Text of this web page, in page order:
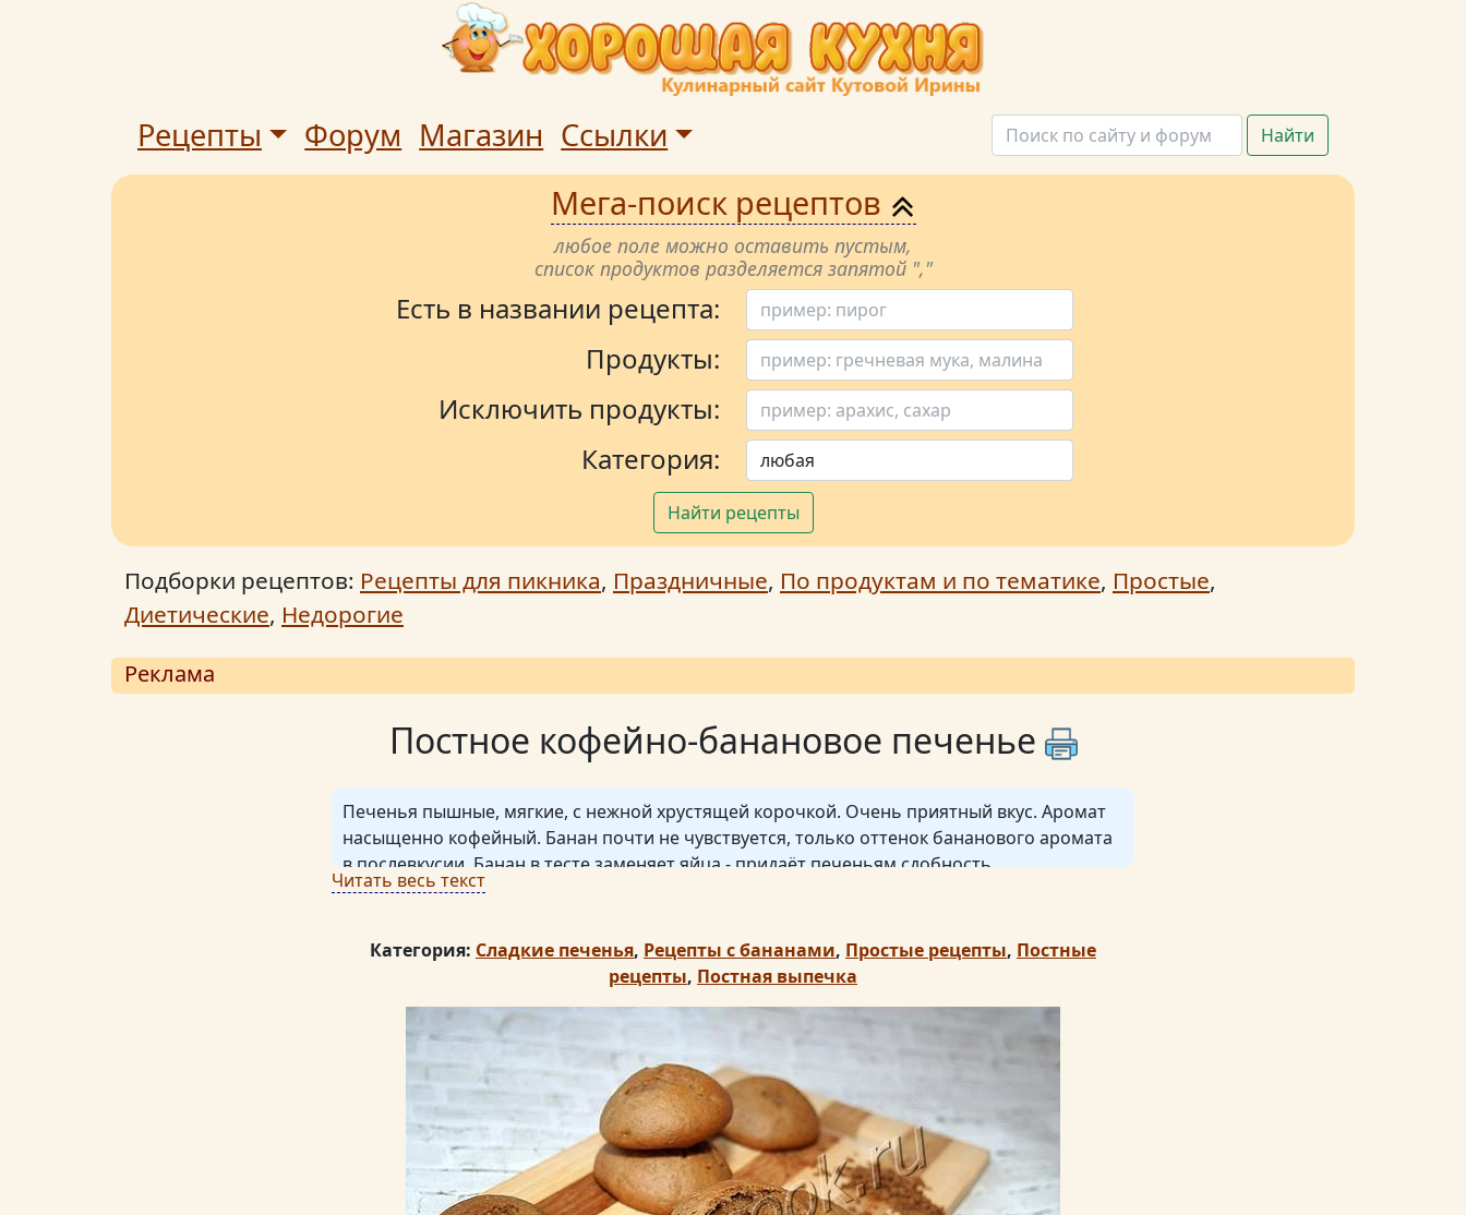
Рецепты Форум Магазин Ссылки Найти
Мега-поиск рецептов
любое поле можно оставить пустым,
список продуктов разделяется запятой ","
Есть в названии рецепта:
Продукты:
Исключить продукты:
Категория:
Найти рецепты
Подборки рецептов: Рецепты для пикника, Праздничные, По продуктам и по тематике, Простые,
Диетические, Недорогие
Реклама
Постное кофейно-банановое печенье
Печенья пышные, мягкие, с нежной хрустящей корочкой. Очень приятный вкус. Аромат
насыщенно кофейный. Банан почти не чувствуется, только оттенок бананового аромата
в послевкусии. Банан в тесте заменяет яйца - придаёт печеньям сдобность.
Печенья при выпекании больше растут вверх, чем в стороны. Поверхность печений
Банан желательно взбить блендером, так у теста будет более однородная фактура. Если
блендера нет, то банан можно размять вилкой, но разминать нужно очень тщательно, до
Читать весь текст
Категория: Сладкие печенья, Рецепты с бананами, Простые рецепты, Постные
рецепты, Постная выпечка